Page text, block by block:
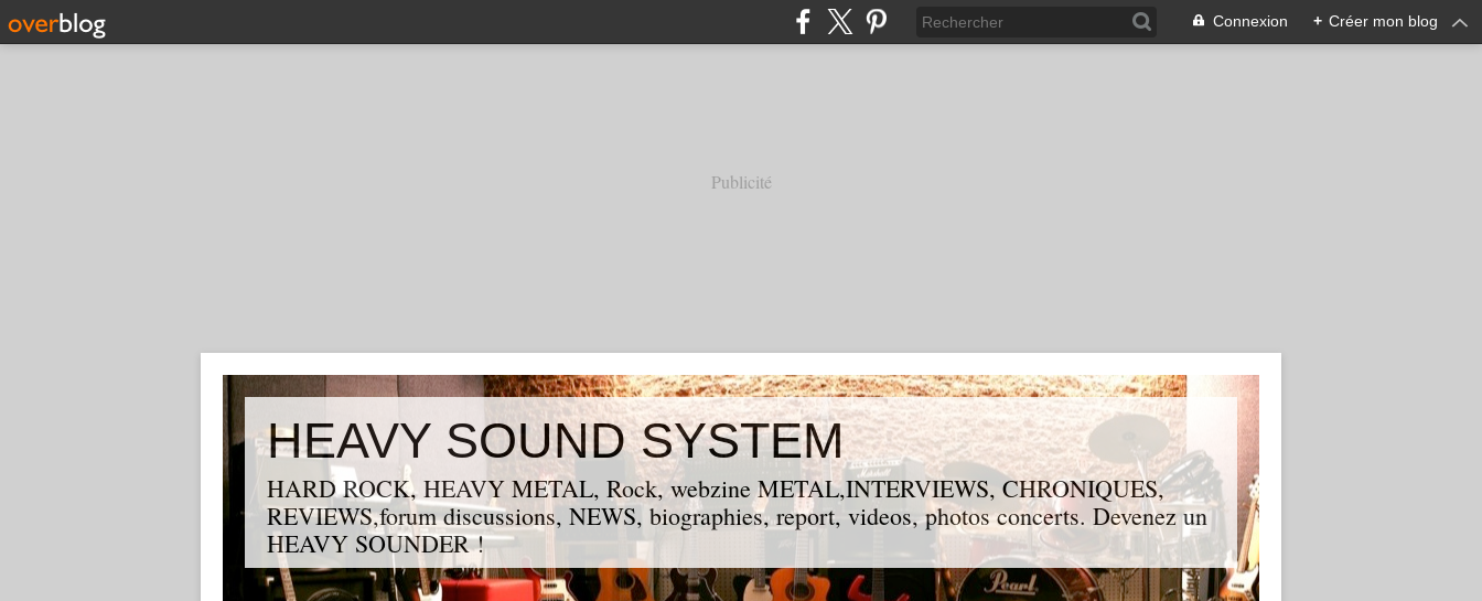
Connexion + Créer mon blog
Publicité
HEAVY SOUND SYSTEM
HARD ROCK, HEAVY METAL, Rock, webzine METAL,INTERVIEWS, CHRONIQUES,
REVIEWS,forum discussions, NEWS, biographies, report, videos, photos concerts. Devenez un
HEAVY SOUNDER !